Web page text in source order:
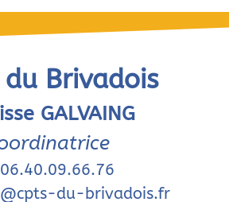
du Brivadois
GALVAING
06.40.09.66.76
du-brivadois.fr